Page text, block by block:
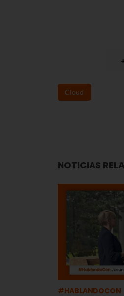
Cloud
NOTICIAS
#HABLANDOCON